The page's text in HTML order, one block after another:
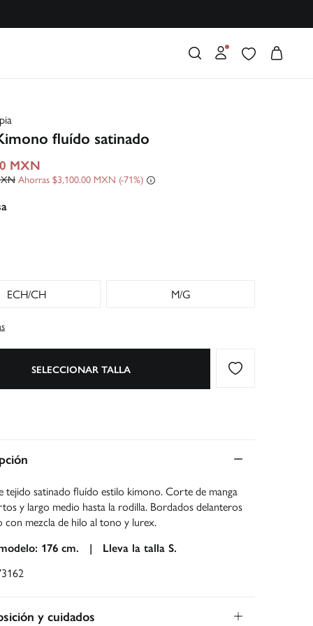
fluído satinado
MXN
Ahorras $3,100.00 MXN 71
ECH/CH
M/G
SELECCIONAR TALLA
tejido satinado fluído estilo kimono. Corte de manga
y largo medio hasta la rodilla. Bordados delanteros
con mezcla de hilo al tono y lurex.
176 cm. | Lleva la talla S.
y cuidados